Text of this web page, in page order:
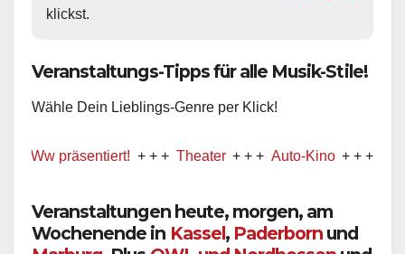
klickst.
Veranstaltungs-Tipps für alle Musik-Stile!
Wähle Dein Lieblings-Genre per Klick!
präsentiert! + + + Theater + + + Auto-Kino + + + Musical
Veranstaltungen heute, morgen, am
Wochenende in Kassel, Paderborn und